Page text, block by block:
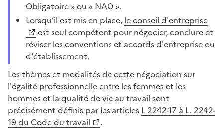
Obligatoire » ou « NAO ».
Lorsqu’il est mis en place, le conseil d'entreprise
est seul compétent pour négocier, conclure et
réviser les conventions et accords d'entreprise ou
d'établissement.
Les thèmes et modalités de cette négociation sur
l'égalité professionnelle entre les femmes et les
hommes et la qualité de vie au travail sont
précisément définis par les articles L 2242-17 à L. 2242-
19 du Code du travail
.